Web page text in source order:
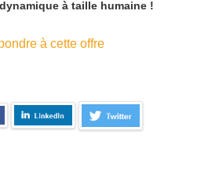
à taille humaine !
à cette offre